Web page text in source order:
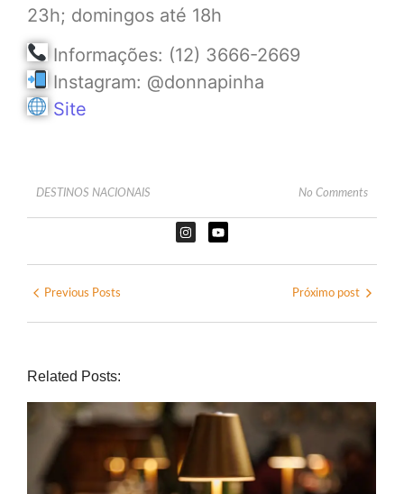
23h; domingos até 18h
Informações: (12) 3666-2669
Instagram: @donnapinha
Site
DESTINOS NACIONAIS No Comments
Previous Posts Próximo post
Related Posts: